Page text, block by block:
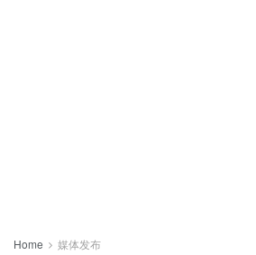
Home 媒体发布